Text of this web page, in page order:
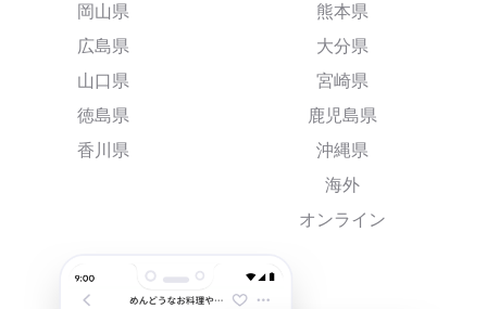
岡山県
広島県
山口県
徳島県
香川県
熊本県
大分県
宮崎県
鹿児島県
沖縄県
海外
オンライン